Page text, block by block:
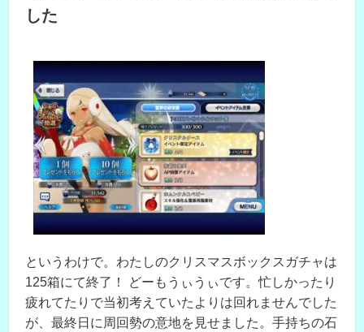
した
というわけで。わたしのクリスマスボックスガチャは
125箱にて終了！ どーもうぃうぃです。忙しかったり
疲れてたりで当初考えていたよりは回れませんでした
が、最終日に周回勢の意地を見せました。手持ちの石